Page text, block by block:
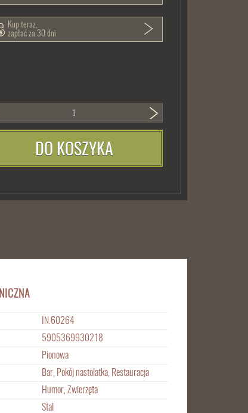
Kup teraz,
zapłać za 30 dni
DO KOSZYKA
IN.60264
5905369930218
Pionowa
Bar, Pokój nastolatka, Restauracja
Humor, Zwierzęta
Stal